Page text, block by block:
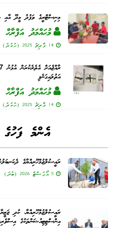
މިނިސްޓްރީގެ ވަފުދު މީދޫ އާއި
މުޙައްމަދު އަފްރާޙް
14 މާރިޗު 2025 (ހުކުރު)
އަތުލައިގަނެފި
މުޙައްމަދު އަފްރާޙް
14 މާރިޗު 2025 (ހުކުރު)
އެންމެ
ރައީސުލްޖުމްހޫރިއްޔާގެ
5 އޯގަސްޓް 2026 (ބުދަ)
ރައީސުލްޖުމްހޫރިއްޔާ، ކުދި
އިންސްޓިޓިއުޝަންތަކުގެ